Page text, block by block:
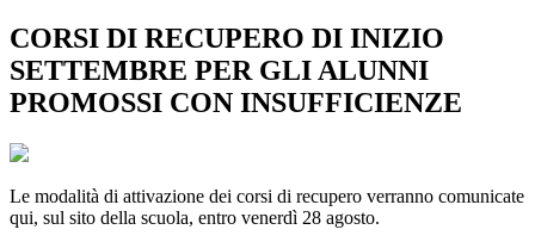
CORSI DI RECUPERO DI INIZIO
SETTEMBRE PER GLI ALUNNI
PROMOSSI CON INSUFFICIENZE
Le modalità di attivazione dei corsi di recupero verranno comunicate
qui, sul sito della scuola, entro venerdì 28 agosto.